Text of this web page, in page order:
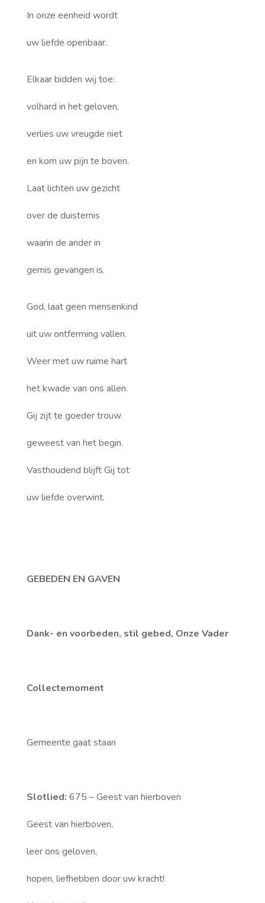
In onze eenheid wordt
uw liefde openbaar.
Elkaar bidden wij toe:
volhard in het geloven,
verlies uw vreugde niet
en kom uw pijn te boven.
Laat lichten uw gezicht
over de duisternis
waarin de ander in
gemis gevangen is.
God, laat geen mensenkind
uit uw ontferming vallen.
Weer met uw ruime hart
het kwade van ons allen.
Gij zijt te goeder trouw
geweest van het begin.
Vasthoudend blijft Gij tot
uw liefde overwint.
GEBEDEN EN GAVEN
Dank- en voorbeden, stil gebed, Onze Vader
Collectemoment
Gemeente gaat staan
Slotlied: 675 – Geest van hierboven
Geest van hierboven,
leer ons geloven,
hopen, liefhebben door uw kracht!